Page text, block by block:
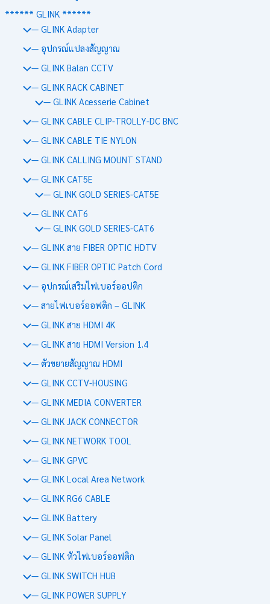
****** GLINK ******
— GLINK Adapter
— อุปกรณ์แปลงสัญญาณ
— GLINK Balan CCTV
— GLINK RACK CABINET
— GLINK Acesserie Cabinet
— GLINK CABLE CLIP-TROLLY-DC BNC
— GLINK CABLE TIE NYLON
— GLINK CALLING MOUNT STAND
— GLINK CAT5E
— GLINK GOLD SERIES-CAT5E
— GLINK CAT6
— GLINK GOLD SERIES-CAT6
— GLINK สาย FIBER OPTIC HDTV
— GLINK FIBER OPTIC Patch Cord
— อุปกรณ์เสริมไฟเบอร์ออปติก
— สายไฟเบอร์ออฟติก – GLINK
— GLINK สาย HDMI 4K
— GLINK สาย HDMI Version 1.4
— ตัวขยายสัญญาณ HDMI
— GLINK CCTV-HOUSING
— GLINK MEDIA CONVERTER
— GLINK JACK CONNECTOR
— GLINK NETWORK TOOL
— GLINK GPVC
— GLINK Local Area Network
— GLINK RG6 CABLE
— GLINK Battery
— GLINK Solar Panel
— GLINK หัวไฟเบอร์ออฟติก
— GLINK SWITCH HUB
— GLINK POWER SUPPLY